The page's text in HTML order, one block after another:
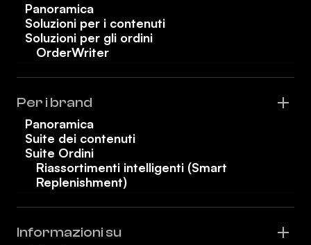
Panoramica
Soluzioni per i contenuti
Soluzioni per gli ordini
OrderWriter
Per i brand
Panoramica
Suite dei contenuti
Suite Ordini
Riassortimenti intelligenti (Smart
Replenishment)
Informazioni su